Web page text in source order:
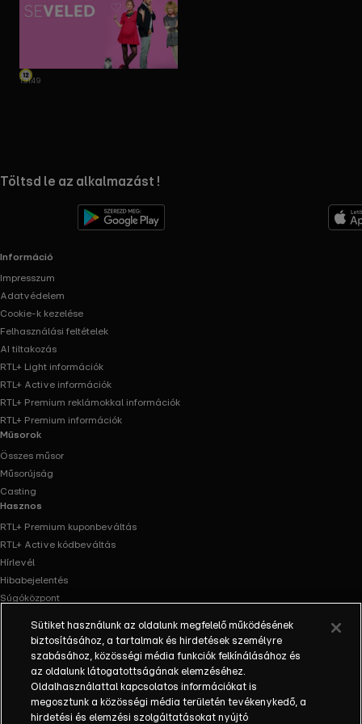
1:31:49
RTL+ useful links.
Töltsd le az alkalmazást !
Információ
Impresszum
Adatvédelem
Cookie-k kezelése
Felhasználási feltételek
AI tiltakozás
RTL+ Light információk
RTL+ Active információk
RTL+ Premium reklámokkal információk
RTL+ Premium információk
Műsorok
Összes műsor
Műsorújság
Casting
Hasznos
RTL+ Premium kuponbeváltás
RTL+ Active kódbeváltás
Hírlevél
Hibabejelentés
Súgóközpont
FacebookInstagram
Sütiket használunk az oldalunk megfelelő működésének
biztosításához, a tartalmak és hirdetések személyre
szabásához, közösségi média funkciók felkínálásához és
az oldalunk látogatottságának elemzéséhez.
Oldalhasználattal kapcsolatos információkat is
megosztunk a közösségi média területén tevékenykedő, a
hirdetési és elemzési szolgáltatásokat nyújtó